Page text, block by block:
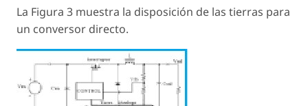
La Figura 3 muestra la disposición de las tierras para
un conversor directo.